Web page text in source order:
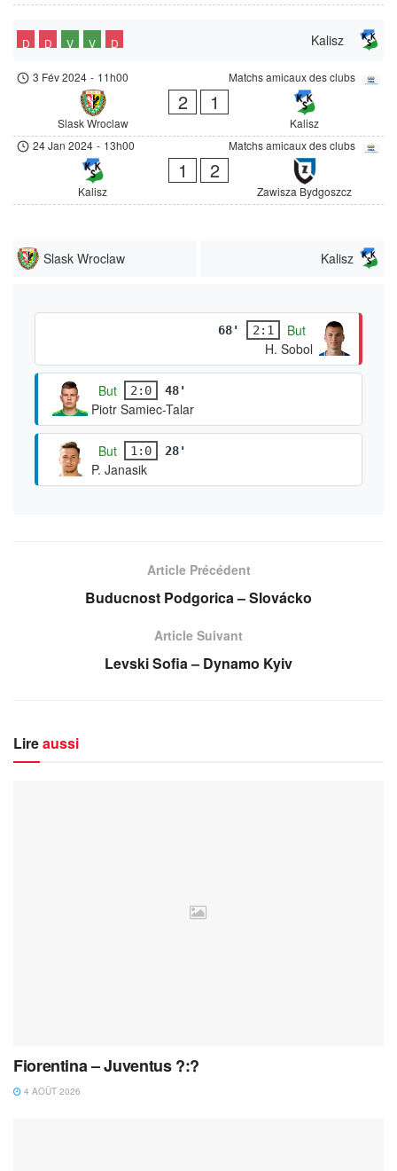
Kalisz
D D V V D
Matchs amicaux des clubs
3 Fév 2024 - 11h00
Slask Wroclaw
2 1
Kalisz
Matchs amicaux des clubs
24 Jan 2024 - 13h00
Kalisz
1 2
Zawisza Bydgoszcz
Slask Wroclaw Kalisz
68' 2:1
But
H. Sobol
But 2:0 48'
Piotr Samiec-Talar
But 1:0 28'
P. Janasik
Article Précédent
Buducnost Podgorica – Slovácko
Article Suivant
Levski Sofia – Dynamo Kyiv
Lireaussi
Fiorentina – Juventus ?:?
4 AOÛT 2026